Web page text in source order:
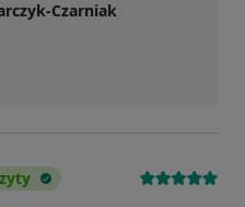
Czarniak